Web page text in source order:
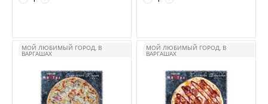
МОЙ ЛЮБИМЫЙ ГОРОД, В
ВАРГАШАХ
МОЙ ЛЮБИМЫЙ ГОРОД, В
ВАРГАШАХ